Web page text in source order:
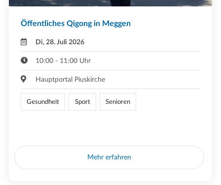
Öffentliches Qigong in Meggen
Di, 28. Juli 2026
10:00 - 11:00 Uhr
Hauptportal Piuskirche
Gesundheit Sport Senioren
Mehr erfahren